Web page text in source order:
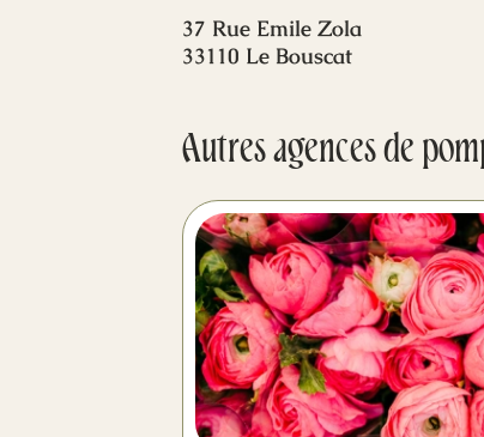
37 Rue Emile Zola
33110 Le Bouscat
Autres agences de